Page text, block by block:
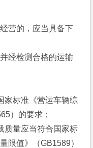
营的，应当具备下
经检测合格的运输
标准《营运车辆综
）的要求；
量应当符合国家标
限值》（GB1589）